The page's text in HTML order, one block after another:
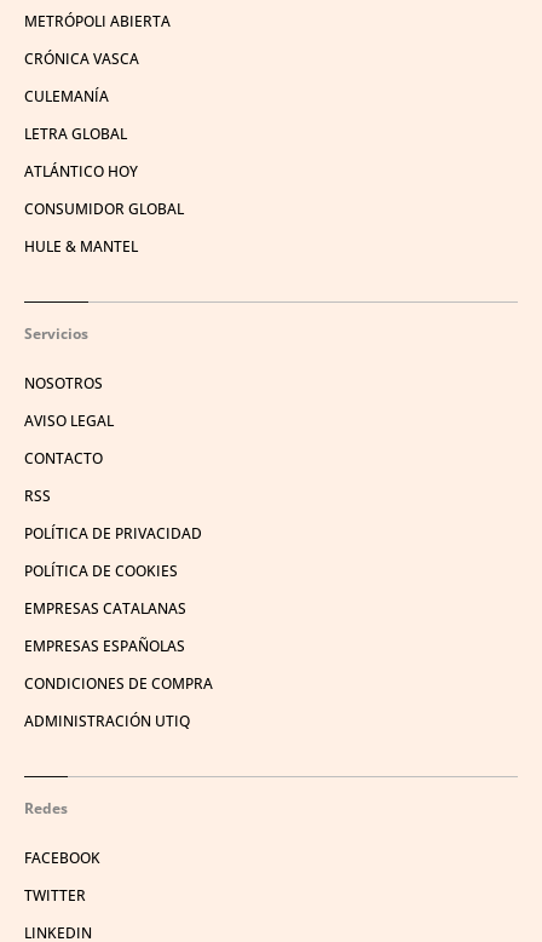
METRÓPOLI ABIERTA
CRÓNICA VASCA
CULEMANÍA
LETRA GLOBAL
ATLÁNTICO HOY
CONSUMIDOR GLOBAL
HULE & MANTEL
Servicios
NOSOTROS
AVISO LEGAL
CONTACTO
RSS
POLÍTICA DE PRIVACIDAD
POLÍTICA DE COOKIES
EMPRESAS CATALANAS
EMPRESAS ESPAÑOLAS
CONDICIONES DE COMPRA
ADMINISTRACIÓN UTIQ
Redes
FACEBOOK
TWITTER
LINKEDIN